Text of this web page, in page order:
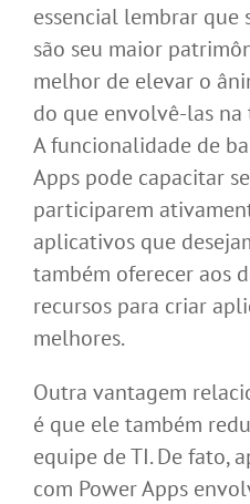
essencial lembrar que
são seu maior
melhor de elevar o
do que envolvê-las
A funcionalidade de
Apps pode capacitar
participarem
aplicativos que
também oferecer aos
recursos para criar
melhores.
Outra vantagem
é que ele também
equipe de TI. De fato,
com Power Apps